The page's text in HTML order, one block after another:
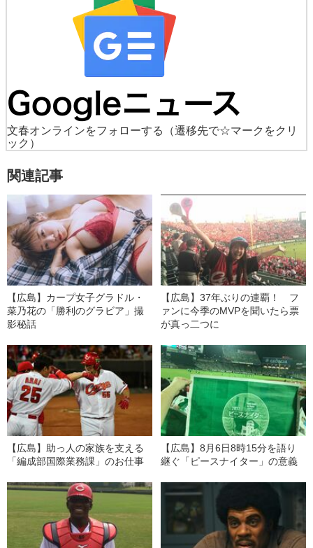
文春オンラインをフォローする
（遷移先で☆マークをクリ
ック）
関連記事
【広島】カープ女子グラドル・
菜乃花の「勝利のグラビア」撮
影秘話
【広島】37年ぶりの連覇！ フ
ァンに今季のMVPを聞いたら票
が真っ二つに
【広島】助っ人の家族を支える
「編成部国際業務課」のお仕事
【広島】8月6日8時15分を語り
継ぐ「ピースナイター」の意義